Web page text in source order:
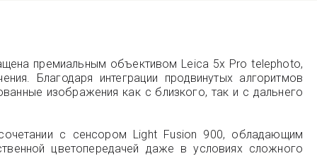
премиальным объективом Leica 5x Pro telephoto,
Благодаря интеграции продвинутых алгоритмов
изображения как с близкого, так и с дальнего
с сенсором Light Fusion 900, обладающим
цветопередачей даже в условиях сложного